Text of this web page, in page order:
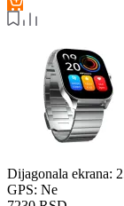
Dijagonala ekrana:
GPS: Ne